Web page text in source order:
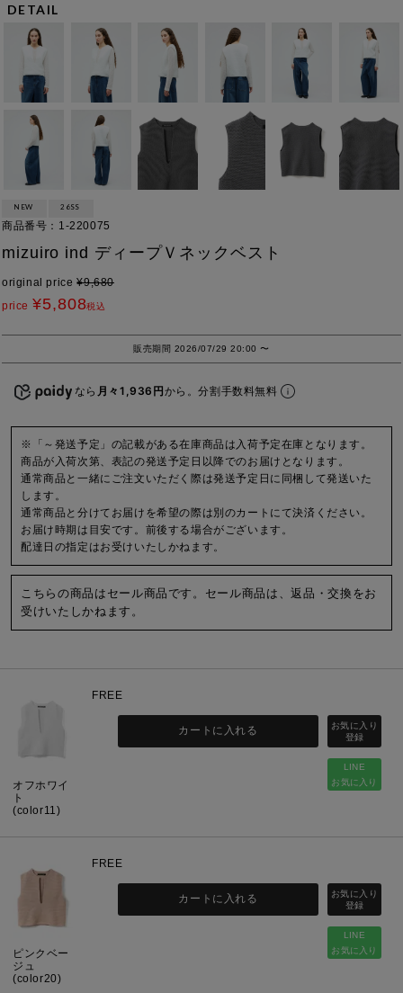
DETAIL
NEW 26SS
商品番号 1-220075
mizuiro ind ディープＶネックベスト
original price ¥9,680
price ¥5,808税込
販売期間 2026/07/29 20:00〜
なら 月々1,936円から。分割手数料無料
※「～発送予定」の記載がある在庫商品は入荷予定在庫となります。
商品が入荷次第、表記の発送予定日以降でのお届けとなります。
通常商品と一緒にご注文いただく際は発送予定日に同梱して発送いた
します。
通常商品と分けてお届けを希望の際は別のカートにて決済ください。
お届け時期は目安です。前後する場合がございます。
配達日の指定はお受けいたしかねます。
こちらの商品はセール商品です。セール商品は、返品・交換をお
受けいたしかねます。
オフホワイ
ト
(color11)
FREE
LINE
お気に入り
カートに入れる
ピンクベー
ジュ
(color20)
FREE
LINE
お気に入り
カートに入れる